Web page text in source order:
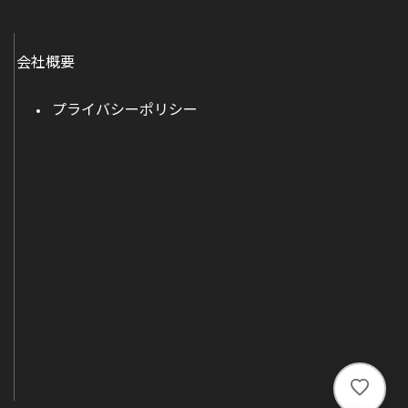
い
会社概要
プライバシーポリシー